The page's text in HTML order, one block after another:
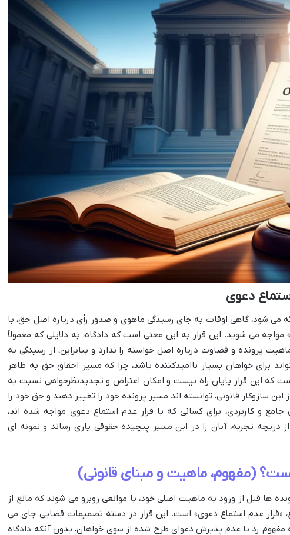
دعوی
می شود، گاهی اوقات به جای رسیدگی ماهوی و صدور رأی درباره اصل حق، با
می شوید. این قرار به این معنی است که دادگاه، به دلایلی که معمولاً
پرونده و قضاوت درباره اصل خواسته را ندارد و بنابراین، از رسیدگی به
برای خواهان بسیار ناامیدکننده باشد، چرا که مسیر احقاق حق به ظاهر
که این قرار پایان راه نیست و امکان اعتراض و تجدیدنظرخواهی نسبت به
این سازوکار قانونی، توانسته اند مسیر پرونده خود را تغییر دهند و حق خود را
جامع و کاربردی، برای کسانی که با قرار عدم استماع دعوی مواجه شده اند،
تجربه، آنان را در این مسیر پیچیده حقوقی یاری رساند و نمونه ای
(مفهوم، ماهیت و مبنای قانونی)
ها قبل از ورود به ماهیت اصلی خود، با موانعی روبرو می شوند که مانع از
«قرار عدم استماع دعوی» است. این قرار در دسته تصمیمات قضایی جای می
رد یا عدم پذیرش دعوای طرح شده از سوی خواهان، بدون آنکه دادگاه